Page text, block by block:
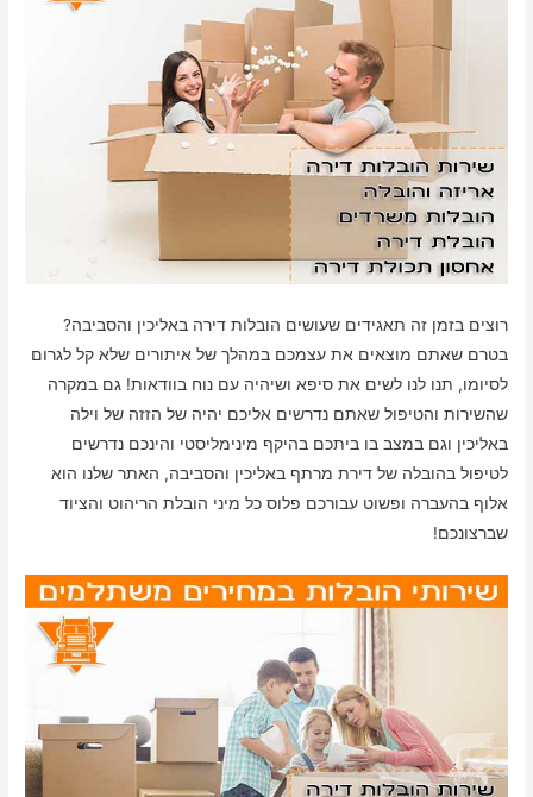
רוצים בזמן זה תאגידים שעושים הובלות דירה באליכין והסביבה?
בטרם שאתם מוצאים את עצמכם במהלך של איתורים שלא קל לגרום
לסיומו, תנו לנו לשים את סיפא ושיהיה עם נוח בוודאות! גם במקרה
שהשירות והטיפול שאתם נדרשים אליכם יהיה של הזזה של וילה
באליכין וגם במצב בו ביתכם בהיקף מינימליסטי והינכם נדרשים
לטיפול בהובלה של דירת מרתף באליכין והסביבה, האתר שלנו הוא
אלוף בהעברה ופשוט עבורכם פלוס כל מיני הובלת הריהוט והציוד
שברצונכם!